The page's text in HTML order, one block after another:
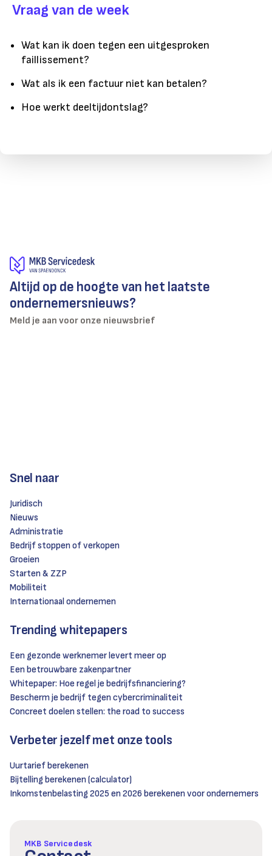
Vraag van de week
Wat kan ik doen tegen een uitgesproken
faillissement?
Wat als ik een factuur niet kan betalen?
Hoe werkt deeltijdontslag?
Altijd op de hoogte van het laatste
ondernemersnieuws?
Meld je aan voor onze nieuwsbrief
Snel naar
Juridisch
Nieuws
Administratie
Bedrijf stoppen of verkopen
Groeien
Starten & ZZP
Mobiliteit
Internationaal ondernemen
Trending whitepapers
Een gezonde werknemer levert meer op
Een betrouwbare zakenpartner
Whitepaper: Hoe regel je bedrijfsfinanciering?
Bescherm je bedrijf tegen cybercriminaliteit
Concreet doelen stellen: the road to success
Verbeter jezelf met onze tools
Uurtarief berekenen
Bijtelling berekenen (calculator)
Inkomstenbelasting 2025 en 2026 berekenen voor ondernemers
MKB Servicedesk